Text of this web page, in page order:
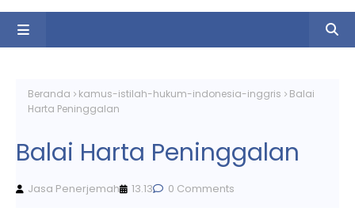
Beranda kamus-istilah-hukum-indonesia-inggris
Balai
Harta Peninggalan
Balai Harta Peninggalan
Jasa Penerjemah 13.13 0 Comments